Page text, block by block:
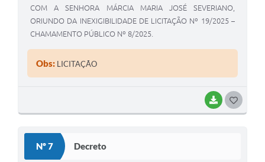
BAIXAR
COM A SENHORA MÁRCIA MARIA JOSÉ SEVERIANO,
ORIUNDO DA INEXIGIBILIDADE DE LICITAÇÃO Nº 19/2025 –
CHAMAMENTO PÚBLICO Nº 8/2025.
Obs: LICITAÇÃO
Nº 7 Decreto